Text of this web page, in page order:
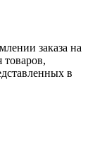
заказа на
товаров,
в